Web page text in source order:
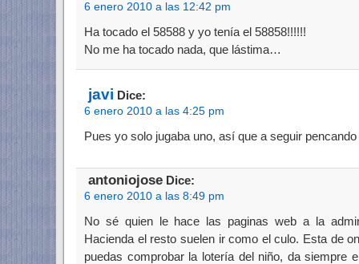
6 enero 2010 a las 12:42 pm
Ha tocado el 58588 y yo tenía el 58858!!!!!!
No me ha tocado nada, que lástima…
javi Dice:
6 enero 2010 a las 4:25 pm
Pues yo solo jugaba uno, así que a seguir
antoniojose Dice:
6 enero 2010 a las 8:49 pm
No sé quien le hace las paginas web a la
Hacienda el resto suelen ir como el culo. Esta de
puedas comprobar la lotería del niño, da siempre